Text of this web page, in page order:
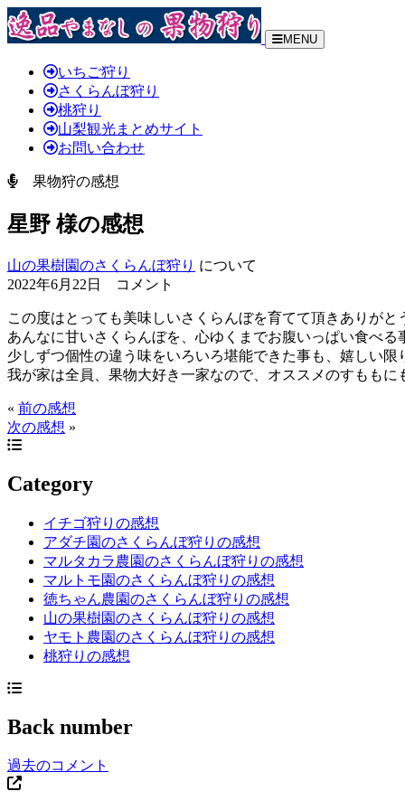
MENU
いちご狩り
さくらんぼ狩り
桃狩り
山梨観光まとめサイト
お問い合わせ
果物狩の感想
星野 様の感想
山の果樹園のさくらんぼ狩り について
2022年6月22日 コメント
この度はとっても美味しいさくらんぼを育てて頂きありがと
あんなに甘いさくらんぼを、心ゆくまでお腹いっぱい食べ
少しずつ個性の違う味をいろいろ堪能できた事も、嬉しい限
我が家は全員、果物大好き一家なので、オススメのすもも
« 前の感想
次の感想 »
Category
イチゴ狩りの感想
アダチ園のさくらんぼ狩りの感想
マルタカラ農園のさくらんぼ狩りの感想
マルトモ園のさくらんぼ狩りの感想
徳ちゃん農園のさくらんぼ狩りの感想
山の果樹園のさくらんぼ狩りの感想
ヤモト農園のさくらんぼ狩りの感想
桃狩りの感想
Back number
過去のコメント